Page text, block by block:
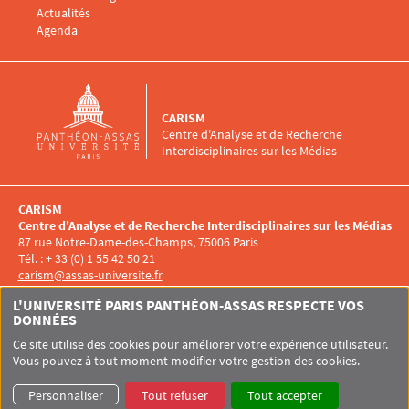
Menu footer CARISM 4
Actualités
Agenda
Centre d'Analyse et de Recherche
Interdisciplinaires sur les Médias
CARISM
CARISM
Centre d'Analyse et de Recherche Interdisciplinaires sur les Médias
87 rue Notre-Dame-des-Champs, 75006 Paris
Tél. : + 33 (0) 1 55 42 50 21
carism@assas-universite.fr
Menu RS CARISM
UNIVERSITÉ PARIS-PANTHÉON-ASSAS SITEMAP
GLOSSAIRE
DONNÉES PERSONNELLES
L'UNIVERSITÉ PARIS PANTHÉON-ASSAS RESPECTE VOS
DONNÉES
Ce site utilise des cookies pour améliorer votre expérience utilisateur.
Vous pouvez à tout moment modifier votre gestion des cookies.
Personnaliser Tout refuser Tout accepter